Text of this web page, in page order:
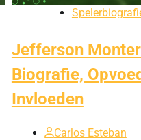
Jefferson
Biografie,
Invloeden
Carlos Esteban